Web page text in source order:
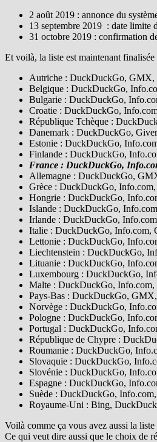
2 août 2019 : annonce du
13 septembre 2019 : date limite
31 octobre 2019 : confirmation
Et voilà, la liste est maintenant
Autriche : DuckDuckGo, GMX,
Belgique : DuckDuckGo,
Bulgarie : DuckDuckGo,
Croatie : DuckDuckGo,
République Tchèque :
Danemark : DuckDuckGo,
Estonie : DuckDuckGo,
Finlande : DuckDuckGo,
France : DuckDuckGo,
Allemagne : DuckDuckGo,
Grèce : DuckDuckGo,
Hongrie : DuckDuckGo,
Islande : DuckDuckGo,
Irlande : DuckDuckGo,
Italie : DuckDuckGo, Info.com,
Lettonie : DuckDuckGo,
Liechtenstein : DuckDuckGo,
Lituanie : DuckDuckGo,
Luxembourg : DuckDuckGo,
Malte : DuckDuckGo, Info.com,
Pays-Bas : DuckDuckGo,
Norvège : DuckDuckGo,
Pologne : DuckDuckGo,
Portugal : DuckDuckGo,
République de Chypre :
Roumanie : DuckDuckGo,
Slovaquie : DuckDuckGo,
Slovénie : DuckDuckGo,
Espagne : DuckDuckGo,
Suède : DuckDuckGo,
Royaume-Uni : Bing,
Voilà comme ça vous avez aussi la
Ce qui veut dire aussi que le choix de